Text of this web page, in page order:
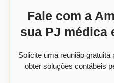
Fale com a
sua PJ médica
Solicite uma reunião
obter soluções contábeis